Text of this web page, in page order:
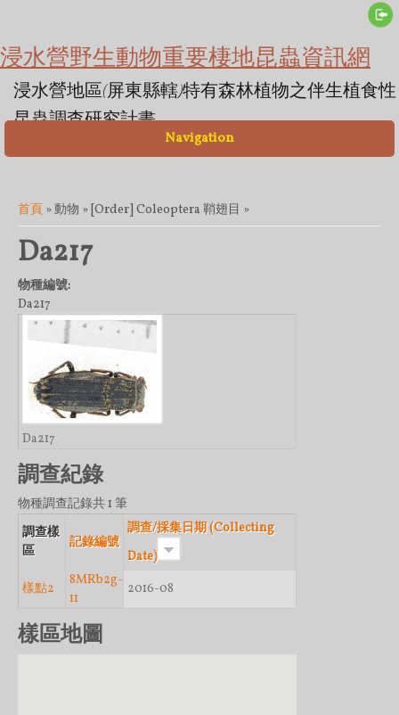
浸水營野生動物重要棲地昆蟲資訊網
浸水營地區(屏東縣轄)特有森林植物之伴生植食性
昆蟲調查研究計畫
Navigation
您在這裡
首頁 » 動物 » [Order] Coleoptera 鞘翅目 »
Da217
物種編號:
Da217
Da217
調查紀錄
物種調查記錄共 1 筆
調查樣
區
記錄編號
調查/採集日期 (Collecting
Date)
樣點2
8MRb2g-
11
2016-08
樣區地圖